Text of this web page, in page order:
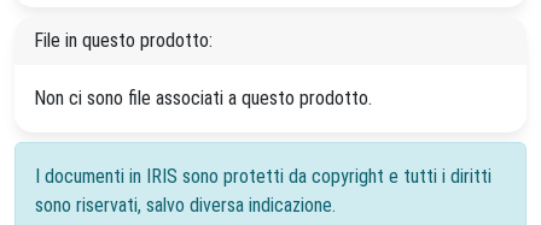
File in questo prodotto:
Non ci sono file associati a questo prodotto.
I documenti in IRIS sono protetti da copyright e tutti i diritti
sono riservati, salvo diversa indicazione.